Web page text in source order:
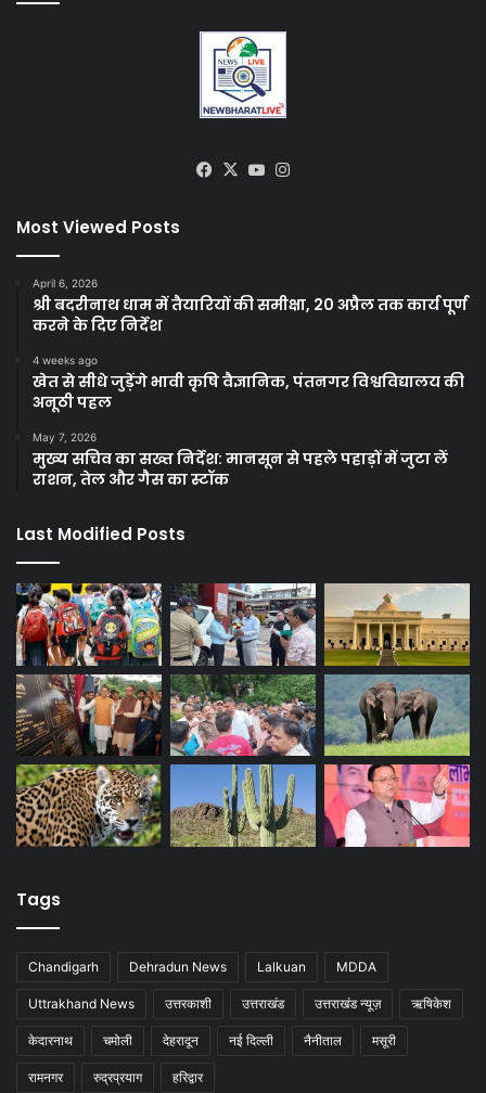
Facebook
X YouTube
Most Viewed Posts
April 6, 2026
श्री बदरीनाथ धाम में तैयारियों की समीक्षा, 20 अप्रैल तक कार्य पूर्ण
करने के दिए निर्देश
4 weeks ago
खेत से सीधे जुड़ेंगे भावी कृषि वैज्ञानिक, पंतनगर विश्वविद्यालय की
अनूठी पहल
May 7, 2026
मुख्य सचिव का सख्त निर्देश: मानसून से पहले पहाड़ों में जुटा लें
राशन, तेल और गैस का स्टॉक
Last Modified Posts
Tags
Chandigarh Dehradun News Lalkuan MDDA
Uttrakhand News उत्तरकाशी उत्तराखंड उत्तराखंड न्यूज़ ऋषिकेश
केदारनाथ चमोली देहरादून नई दिल्ली नैनीताल मसूरी
रामनगर रुद्रप्रयाग हरिद्वार